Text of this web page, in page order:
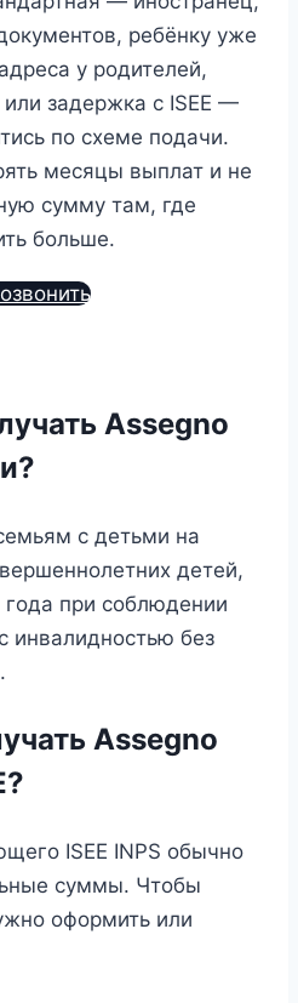
ребёнку уже
у родителей,
задержка с ISEE —
по схеме подачи.
месяцы выплат и не
сумму там, где
больше.
Assegno
с детьми на
детей,
года при соблюдении
инвалидностью без
Assegno
ISEE INPS обычно
суммы. Чтобы
оформить или